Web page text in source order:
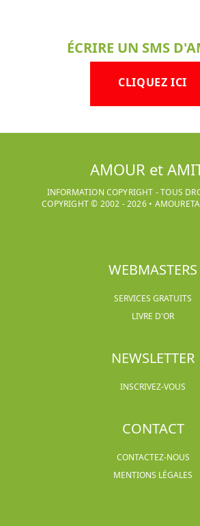
ÉCRIRE UN SMS
CLIQUEZ ICI
AMOUR et
INFORMATION COPYRIGHT - TOUS
COPYRIGHT © 2002 -2026•
WEBMASTERS
SERVICES GRATUITS
LIVRE D'OR
NEWSLETTER
INSCRIVEZ-VOUS
CONTACT
CONTACTEZ-NOUS
MENTIONS LÉGALES